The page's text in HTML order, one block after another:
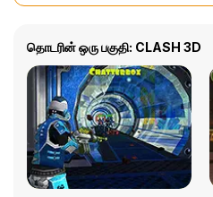
தொடரின் ஒரு பகுதி: CLASH 3D